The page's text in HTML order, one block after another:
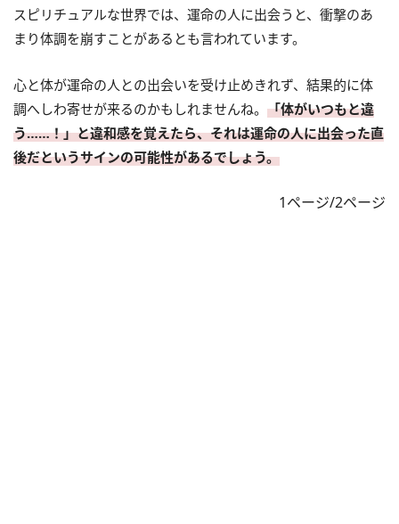
スピリチュアルな世界では、運命の人に出会うと、衝撃のあ
まり体調を崩すことがあるとも言われています。
心と体が運命の人との出会いを受け止めきれず、結果的に体
調へしわ寄せが来るのかもしれませんね。 「体がいつもと違
う……！」と違和感を覚えたら、それは運命の人に出会った直
後だというサインの可能性があるでしょう。
1ページ/2ページ